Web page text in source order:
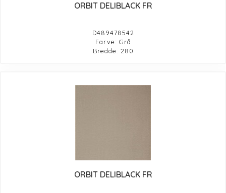
ORBIT DELIBLACK FR
D489478542
Farve: Grå
Bredde: 280
ORBIT DELIBLACK FR